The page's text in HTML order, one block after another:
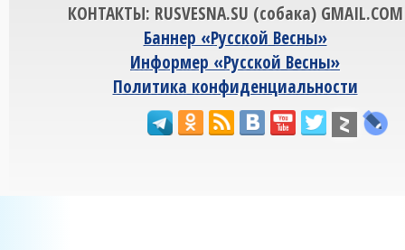
КОНТАКТЫ: RUSVESNA.SU (собака) GMAIL.COM
Баннер «Русской Весны»
Информер «Русской Весны»
Политика конфиденциальности